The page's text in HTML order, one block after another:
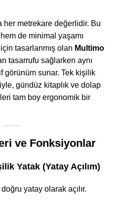
her metrekare değerlidir. Bu
de minimal yaşamı
tasarlanmış olan Multimo
tasarrufu sağlarken aynı
görünüm sunar. Tek kişilik
gündüz kitaplık ve dolap
tam boy ergonomik bir
ve Fonksiyonlar
Yatak (Yatay Açılım)
yatay olarak açılır.